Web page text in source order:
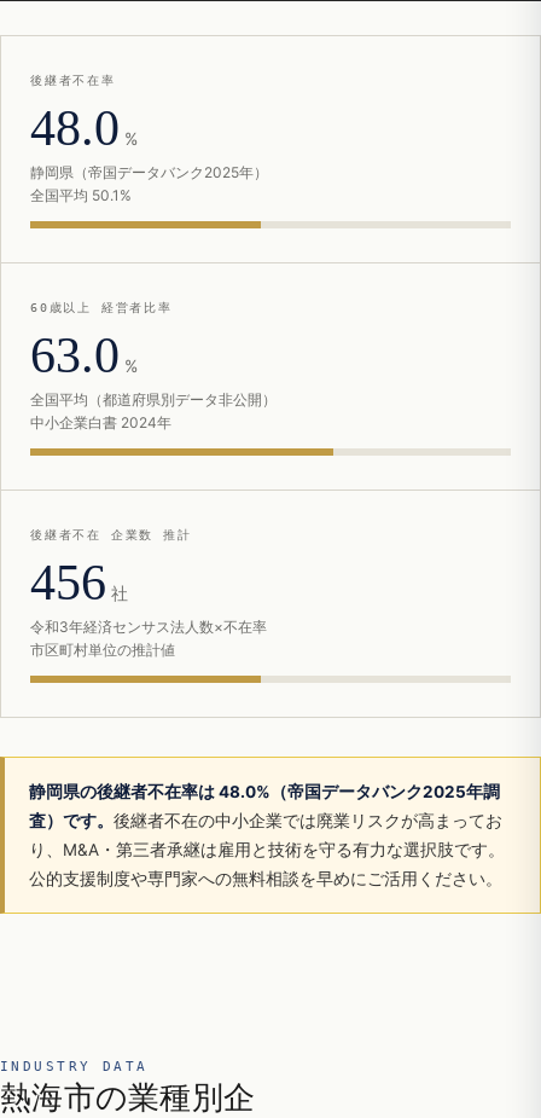
後継者不在率
48.0 %
静岡県（帝国データバンク2025年）
全国平均 50.1%
60歳以上 経営者比率
63.0 %
全国平均（都道府県別データ非公開）
中小企業白書 2024年
後継者不在 企業数 推計
456 社
令和3年経済センサス法人数×不在率
市区町村単位の推計値
静岡県の後継者不在率は 48.0%（帝国データバンク2025年調
査）です。 後継者不在の中小企業では廃業リスクが高まってお
り、M&A・第三者承継は雇用と技術を守る有力な選択肢です。
公的支援制度や専門家への無料相談を早めにご活用ください。
INDUSTRY DATA
熱海市の業種別企